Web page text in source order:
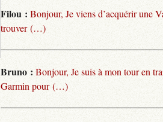
Filou : Bonjour, Je viens d’acquérir une
trouver (…)
Bruno : Bonjour, Je suis à mon tour en
Garmin pour (…)